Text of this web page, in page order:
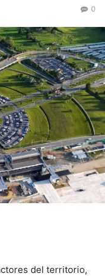
0
del territorio,